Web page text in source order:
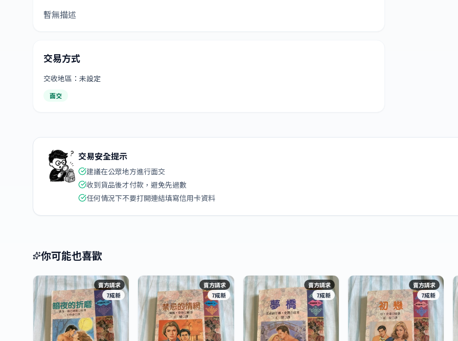
暫無描述
交易方式
交收地區：未設定
面交
交易安全提示
建議在公眾地方進行面交
收到貨品後才付款，避免先過數
任何情況下不要打開連結填寫信用卡資料
你可能也喜歡
賣方請求
7成新
賣方請求
7成新
賣方請求
7成新
賣方請求
7成新